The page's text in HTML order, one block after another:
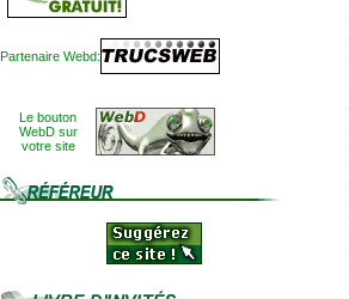
Partenaire Webd:
Le bouton
WebD sur
votre site